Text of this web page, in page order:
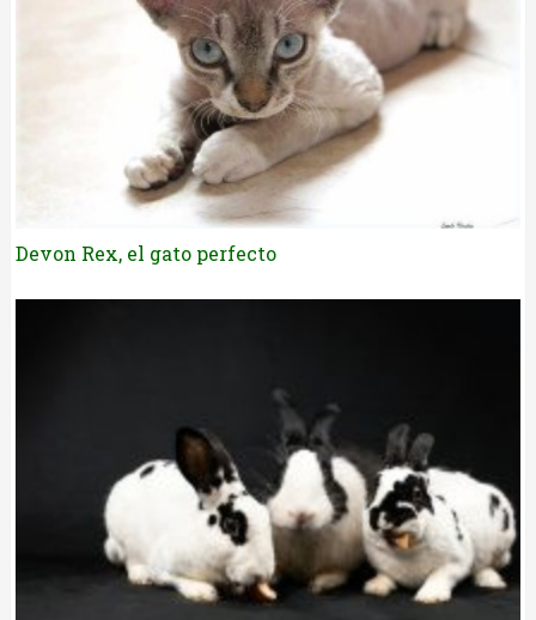
Devon Rex, el gato perfecto